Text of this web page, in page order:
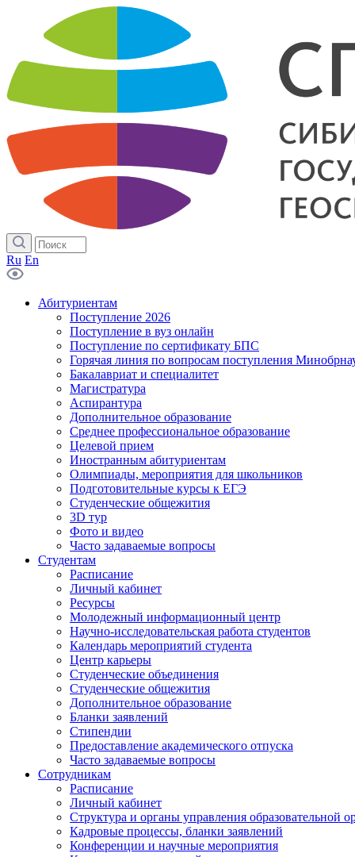
Ru En
Абитуриентам
Поступление 2026
Поступление в вуз онлайн
Поступление по сертификату БПС
Горячая линия по вопросам поступления
Бакалавриат и специалитет
Магистратура
Аспирантура
Дополнительное образование
Среднее профессиональное образование
Целевой прием
Иностранным абитуриентам
Олимпиады, мероприятия для школьников
Подготовительные курсы к ЕГЭ
Студенческие общежития
3D тур
Фото и видео
Часто задаваемые вопросы
Студентам
Расписание
Личный кабинет
Ресурсы
Молодежный информационный центр
Научно-исследовательская работа студентов
Календарь мероприятий студента
Центр карьеры
Студенческие объединения
Студенческие общежития
Дополнительное образование
Бланки заявлений
Стипендии
Предоставление академического отпуска
Часто задаваемые вопросы
Сотрудникам
Расписание
Личный кабинет
Структура и органы управления образовательной
Кадровые процессы, бланки заявлений
Конференции и научные мероприятия